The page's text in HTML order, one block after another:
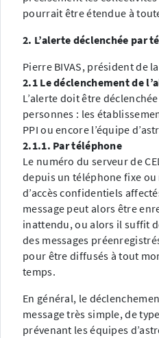
pourrait être étendue à
2. L’alerte déclenchée par
Pierre BIVAS, président de
2.1 Le déclenchement de
L’alerte doit être
personnes : les
PPI ou encore l’équipe
2.1.1. Par téléphone
Le numéro du serveur de
depuis un téléphone fixe
d’accès confidentiels
message peut alors être
inattendu, ou alors il suffit
des messages
pour être diffusés à tout
temps.
En général, le
message très simple, de type
prévenant les équipes